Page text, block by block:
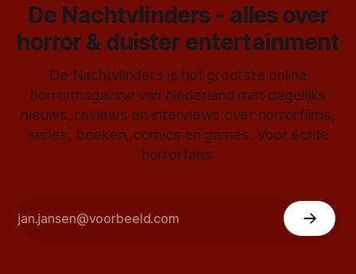
De Nachtvlinders - alles over
horror & duister entertainment
De Nachtvlinders is het grootste online
horrormagazine van Nederland met dagelijks
nieuws, reviews en interviews over horrorfilms,
series, boeken, comics en games. Voor echte
horrorfans.